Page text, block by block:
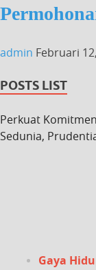
admin Februari
POSTS LIST
Perkuat
Sedunia,
Gaya